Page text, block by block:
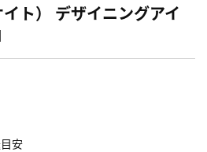
ト） デザイニングアイ
安